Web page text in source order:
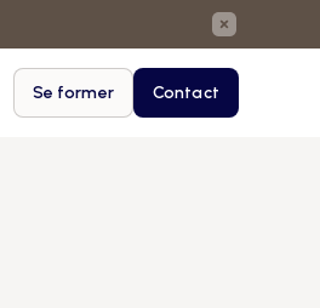
Se former Contact